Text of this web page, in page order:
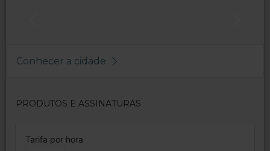
Conhecer a cidade
PRODUTOS E ASSINATURAS
Tarifa por hora